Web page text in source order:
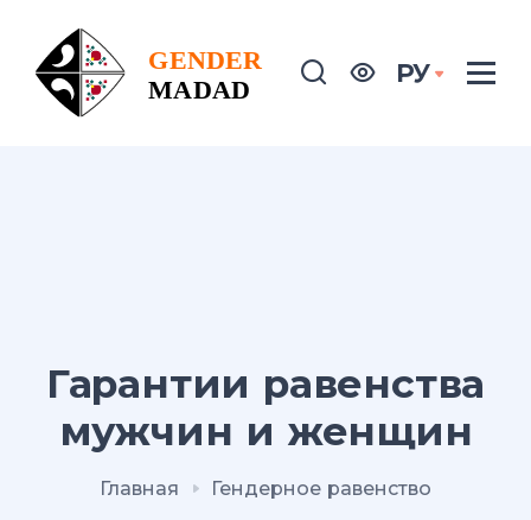
РУ
Гарантии равенства
мужчин и женщин
Главная Гендерное равенство